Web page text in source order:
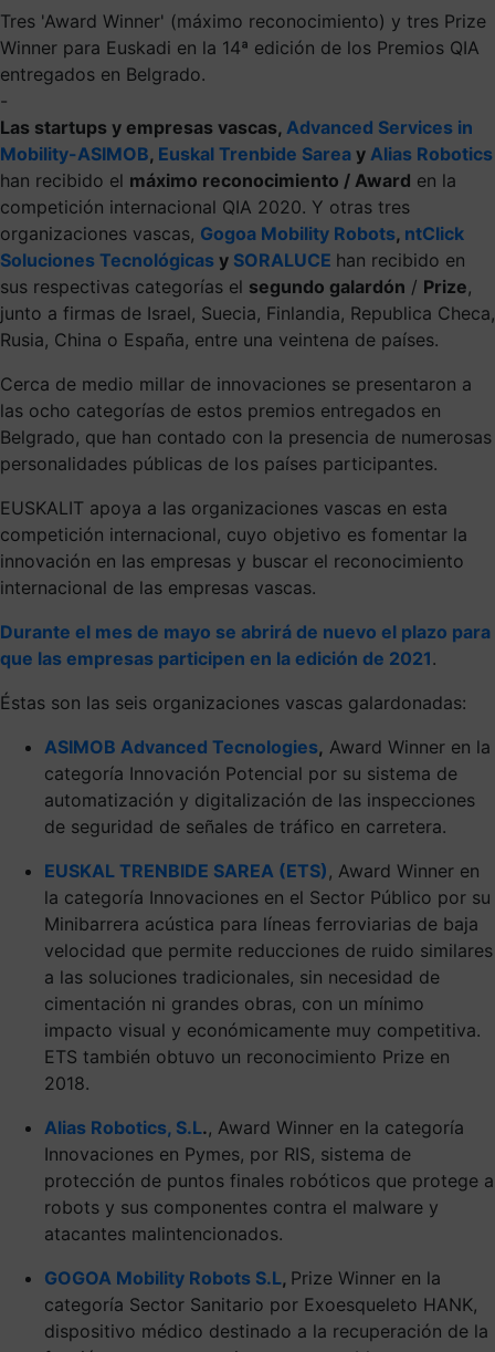
Tres 'Award Winner' (máximo reconocimiento) y tres Prize
Winner para Euskadi en la 14ª edición de los Premios QIA
entregados en Belgrado.
-
Las startups y empresas vascas, Advanced Services in
Mobility-ASIMOB, Euskal Trenbide Sarea y Alias Robotics
han recibido el máximo reconocimiento / Award en la
competición internacional QIA 2020. Y otras tres
organizaciones vascas, Gogoa Mobility Robots, ntClick
Soluciones Tecnológicas y SORALUCE han recibido en
sus respectivas categorías el segundo galardón / Prize,
junto a firmas de Israel, Suecia, Finlandia, Republica Checa,
Rusia, China o España, entre una veintena de países.
Cerca de medio millar de innovaciones se presentaron a
las ocho categorías de estos premios entregados en
Belgrado, que han contado con la presencia de numerosas
personalidades públicas de los países participantes.
EUSKALIT apoya a las organizaciones vascas en esta
competición internacional, cuyo objetivo es fomentar la
innovación en las empresas y buscar el reconocimiento
internacional de las empresas vascas.
Durante el mes de mayo se abrirá de nuevo el plazo para
que las empresas participen en la edición de 2021.
Éstas son las seis organizaciones vascas galardonadas:
ASIMOB Advanced Tecnologies, Award Winner en la
categoría Innovación Potencial por su sistema de
automatización y digitalización de las inspecciones
de seguridad de señales de tráfico en carretera.
EUSKAL TRENBIDE SAREA (ETS) , Award Winner en
la categoría Innovaciones en el Sector Público por su
Minibarrera acústica para líneas ferroviarias de baja
velocidad que permite reducciones de ruido similares
a las soluciones tradicionales, sin necesidad de
cimentación ni grandes obras, con un mínimo
impacto visual y económicamente muy competitiva.
ETS también obtuvo un reconocimiento Prize en
2018.
Alias Robotics, S.L., Award Winner en la categoría
Innovaciones en Pymes, por RIS, sistema de
protección de puntos finales robóticos que protege a
robots y sus componentes contra el malware y
atacantes malintencionados.
GOGOA Mobility Robots S.L, Prize Winner en la
categoría Sector Sanitario por Exoesqueleto HANK,
dispositivo médico destinado a la recuperación de la